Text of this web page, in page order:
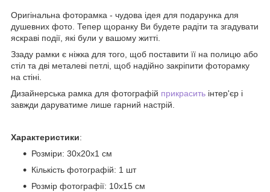
Оригінальна фоторамка - чудова ідея для подарунка для
душевних фото. Тепер щоранку Ви будете радіти та згадувати
яскраві події, які були у вашому житті.
Ззаду рамки є ніжка для того, щоб поставити її на полицю або
стіл та дві металеві петлі, щоб надійно закріпити фоторамку
на стіні.
Дизайнерська рамка для фотографій прикрасить інтер'єр і
завжди даруватиме лише гарний настрій.
Характеристики:
Розміри: 30х20х1 см
Кількість фотографій: 1 шт
Розмір фотографії: 10х15 см